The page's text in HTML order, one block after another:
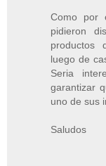
Como por
pidieron
productos
luego de
Seria
garantizar
uno de sus
Saludos